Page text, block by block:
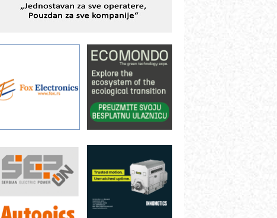
sistema
YAMADA pumpe – japanska
Filtration Group Industrial – Napredna
rešenja za filtraciju u hidrauličkim i
procesnim sistemima
Art Utopia Studio – vizuelne priče
industrije i biznisa
RILINEX kompanije Rittal
automatizaciju
Efikasno upravljanje energijom
Automatizacija pakovanja · Display
Proizvodnja iC7 Hybrid 1500 VDC